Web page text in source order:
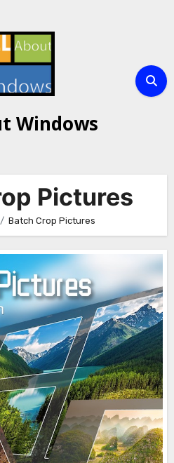
Windows
Pictures
Batch Crop Pictures